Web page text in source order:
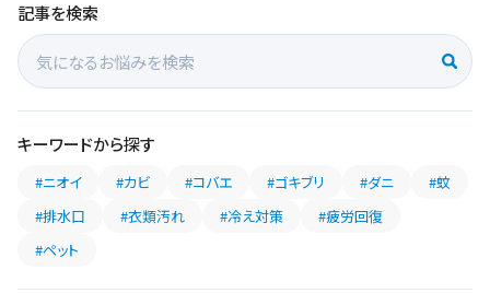
記事を検索
キーワードから探す
#ニオイ #カビ #コバエ #ゴキブリ #ダニ
#蚊
#排水口
#衣類汚れ #冷え対策
#疲労回復
#ペット